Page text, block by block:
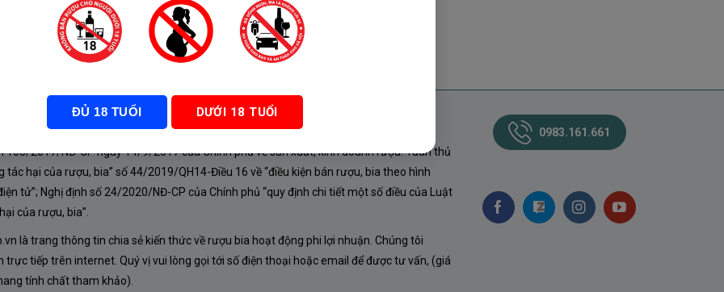
SÁCH
105/2017/NĐ-CP ngày 14/9/2017 của Chính phủ về sản xuất, kinh doanh rượu. Tuân thủ
tác hại của rượu, bia” số 44/2019/QH14-Điều 16 về “điều kiện bán rượu, bia theo hình
tử”; Nghị định số 24/2020/NĐ-CP của Chính phủ “quy định chi tiết một số điều của Luật
của rượu, bia”.
là trang thông tin chia sẻ kiến thức về rượu bia hoạt động phi lợi nhuận. Chúng tôi
trực tiếp trên internet. Quý vị vui lòng gọi tới số điện thoại hoặc email để được tư vấn, (giá
tính chất tham khảo).
0983.161.661
ĐỦ 18 TUỔI DƯỚI 18 TUỔI